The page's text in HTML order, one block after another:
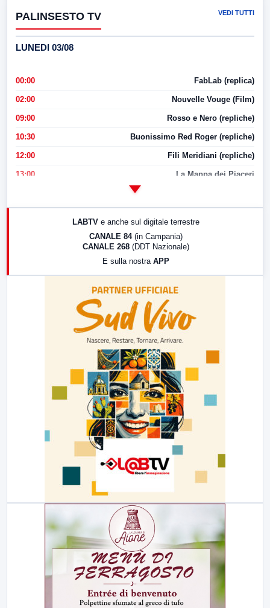
PALINSESTO TV VEDI TUTTI
LUNEDI 03/08
00:00 FabLab (replica)
02:00 Nouvelle Vouge (Film)
09:00 Rosso e Nero (repliche)
10:30 Buonissimo Red Roger (repliche)
12:00 Fili Meridiani (repliche)
13:00 La Mappa dei Piaceri
17:00 LabNews (replica)
LABTV e anche sul digitale terrestre
CANALE 84 (in Campania)
CANALE 268 (DDT Nazionale)
E sulla nostra APP